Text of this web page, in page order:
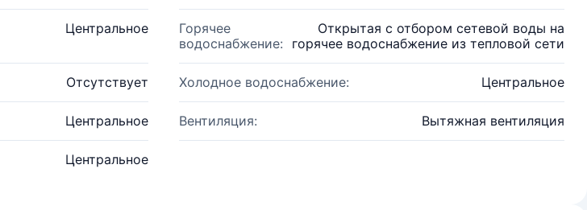
Центральное
Горячее
водоснабжение:
Открытая с отбором сетевой воды на
горячее водоснабжение из тепловой сети
Отсутствует Холодное водоснабжение: Центральное
Центральное Вентиляция: Вытяжная вентиляция
Центральное